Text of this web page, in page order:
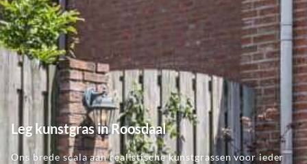
Leg kunstgras in Roosdaal
Ons brede scala aan realistische kunstgrassen voor ieder